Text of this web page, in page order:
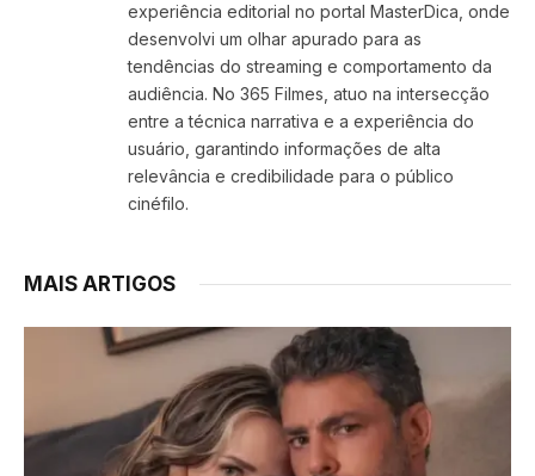
experiência editorial no portal MasterDica, onde
desenvolvi um olhar apurado para as
tendências do streaming e comportamento da
audiência. No 365 Filmes, atuo na intersecção
entre a técnica narrativa e a experiência do
usuário, garantindo informações de alta
relevância e credibilidade para o público
cinéfilo.
MAIS ARTIGOS